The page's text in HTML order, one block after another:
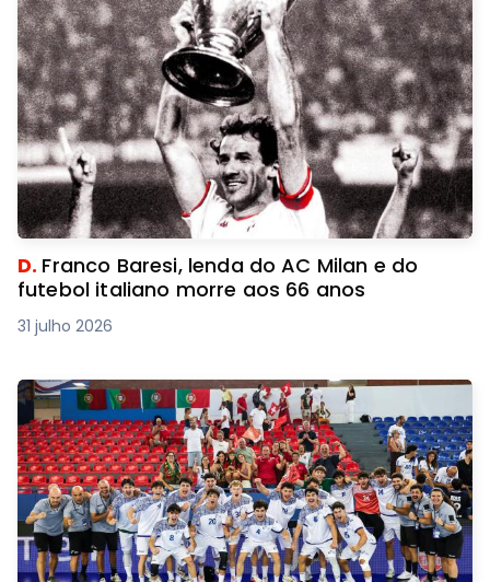
D. Franco Baresi, lenda do AC Milan e do
futebol italiano morre aos 66 anos
31 julho 2026